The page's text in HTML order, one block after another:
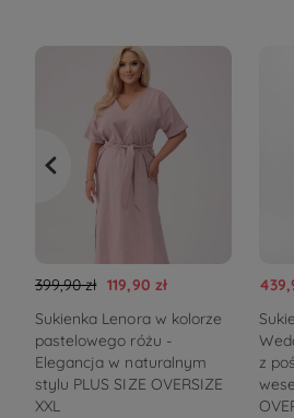
399,90 zł 119,90 zł
Sukienka Lenora w kolorze
pastelowego różu -
Elegancja w naturalnym
stylu PLUS SIZE OVERSIZE
XXL
z